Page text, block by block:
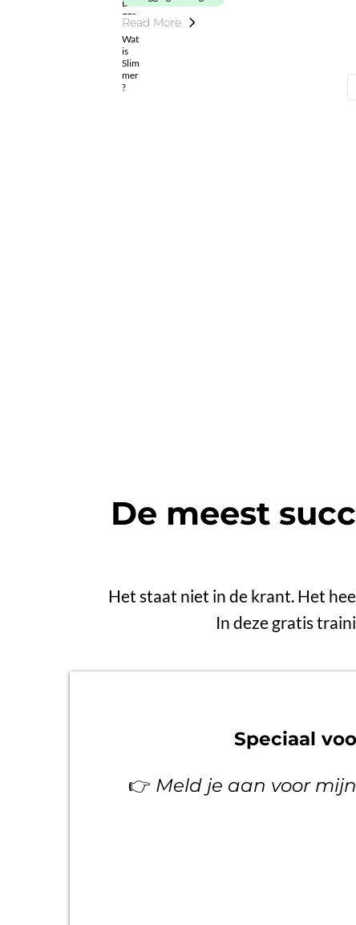
Read More
De meest
Het staat niet in de krant. Het
In deze gratis
Speciaal
👉 Meld je aan voor